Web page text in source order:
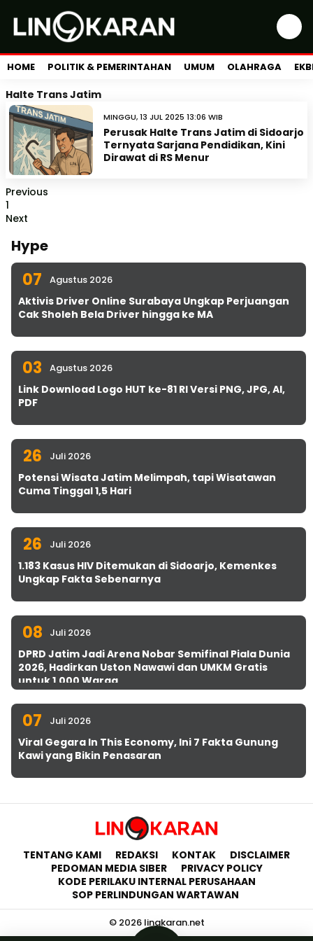
HOME POLITIK & PEMERINTAHAN UMUM OLAHRAGA
Halte Trans Jatim
MINGGU, 13 JUL 2025 13:06 WIB
Perusak Halte Trans Jatim di Sidoarjo
Ternyata Sarjana Pendidikan, Kini
Dirawat di RS Menur
Previous
1
Next
Hype
07 Agustus 2026
Aktivis Driver Online Surabaya Ungkap Perjuangan
Cak Sholeh Bela Driver hingga ke MA
03 Agustus 2026
Link Download Logo HUT ke-81 RI Versi PNG, JPG, AI,
PDF
26 Juli 2026
Potensi Wisata Jatim Melimpah, tapi Wisatawan
Cuma Tinggal 1,5 Hari
26 Juli 2026
1.183 Kasus HIV Ditemukan di Sidoarjo, Kemenkes
Ungkap Fakta Sebenarnya
08 Juli 2026
DPRD Jatim Jadi Arena Nobar Semifinal Piala Dunia
2026, Hadirkan Uston Nawawi dan UMKM Gratis
untuk 1.000 Warga
07 Juli 2026
Viral Gegara In This Economy, Ini 7 Fakta Gunung
Kawi yang Bikin Penasaran
TENTANG KAMI REDAKSI KONTAK
DISCLAIMER
PEDOMAN MEDIA SIBER
PRIVACY POLICY
KODE PERILAKU INTERNAL PERUSAHAAN
SOP PERLINDUNGAN WARTAWAN
© 2026 lingkaran.net